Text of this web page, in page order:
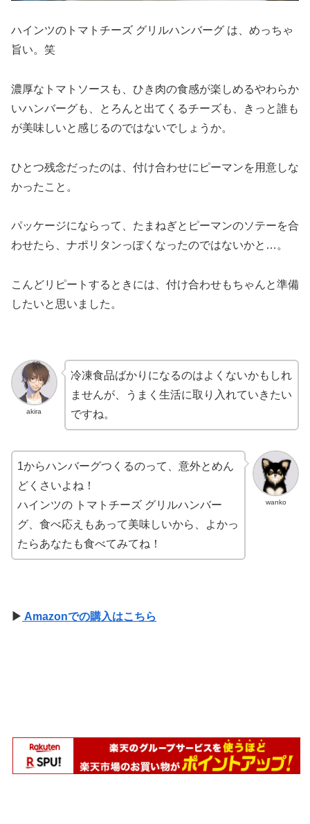
ハインツのトマトチーズ グリルハンバーグ は、めっちゃ
旨い。笑
濃厚なトマトソースも、ひき肉の食感が楽しめるやわらか
いハンバーグも、とろんと出てくるチーズも、きっと誰も
が美味しいと感じるのではないでしょうか。
ひとつ残念だったのは、付け合わせにピーマンを用意しな
かったこと。
パッケージにならって、たまねぎとピーマンのソテーを合
わせたら、ナポリタンっぽくなったのではないかと…。
こんどリピートするときには、付け合わせもちゃんと準備
したいと思いました。
akira
冷凍食品ばかりになるのはよくないかもしれ
ませんが、うまく生活に取り入れていきたい
ですね。
wanko
1からハンバーグつくるのって、意外とめん
どくさいよね！
ハインツの トマトチーズ グリルハンバー
グ、食べ応えもあって美味しいから、よかっ
たらあなたも食べてみてね！
▶ Amazonでの購入はこちら